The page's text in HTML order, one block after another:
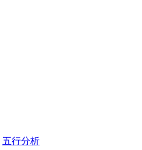
五行分析